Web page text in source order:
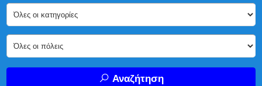
Αναζήτηση